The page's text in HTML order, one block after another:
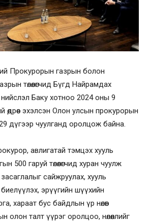
Прокурорын газрын болон
төлөөлөгчид Бүгд Найрамдах
Баку хотноо 2024 оны 9
эхэлсэн Олон улсын прокурорын
дүгээр чуулганд оролцож байна.
авлигатай тэмцэх хууль
500 гаруй төлөөлөгчид хуран чуулж
засаглалыг сайжруулах, хууль
эрүүгийн шүүхийн
хараат бус байдлын үр нөлөөг
олон талт үүрэг оролцоо, нөлөөллийг